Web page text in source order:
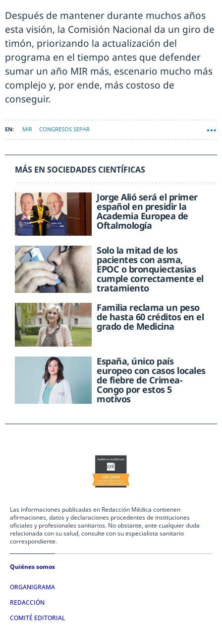
Después de mantener durante muchos años
esta visión, la Comisión Nacional da un giro de
timón, priorizando la actualización del
programa en el tiempo antes que defender
sumar un año MIR más, escenario mucho más
complejo y, por ende, más costoso de
conseguir.
MIR CONGRESOS SEPAR
MÁS EN SOCIEDADES CIENTÍFICAS
Jorge Alió será el primer
español en presidir la
Academia Europea de
Oftalmología
Solo la mitad de los
pacientes con asma,
EPOC o bronquiectasias
cumple correctamente el
tratamiento
Familia reclama un peso
de hasta 60 créditos en el
grado de Medicina
España, único país
europeo con casos locales
de fiebre de Crimea-
Congo por estos 5
motivos
Las informaciones publicadas en Redacción Médica contienen
afirmaciones, datos y declaraciones procedentes de instituciones
oficiales y profesionales sanitarios. No obstante, ante cualquier duda
relacionada con su salud, consulte con su especialista sanitario
correspondiente.
Quiénes somos
ORGANIGRAMA
REDACCIÓN
COMITÉ EDITORIAL